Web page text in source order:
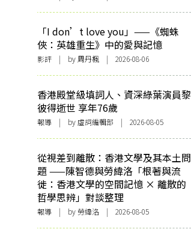
「I don’t love you」——《蜘蛛
俠：英雄重生》中的愛與記憶
影評 | by 周丹楓 | 2026-08-06
香港殿堂級填詞人、資深綠葉演員黎
彼得逝世 享年76歲
報導 | by 虛詞編輯部 | 2026-08-05
從視差到離散：香港文學及其本土問
題 ——陳智德與勞緯洛「根著與流
徙：香港文學的空間記憶 × 離散的
哲學思辨」對談整理
報導 | by 勞緯洛 | 2026-08-05